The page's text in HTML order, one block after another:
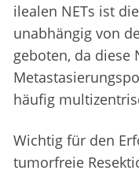
ilealen NETs ist
unabhängig von
geboten, da diese
häufig
Wichtig für den
tumorfreie